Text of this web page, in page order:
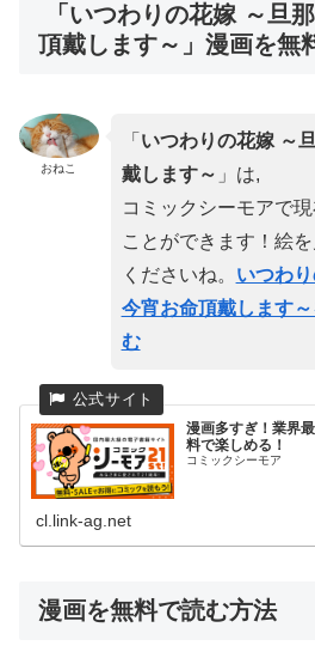
「いつわりの花嫁 ～旦
頂戴します～」漫画を無
おねこ
「 いつわりの花嫁 ～
戴します～ 」は,
コミックシーモアで
ことができます！絵
くださいね。 いつわり
今宵お命頂戴します
む
漫画多すぎ！業界
料で楽しめる！
コミックシーモア
cl.link-ag.net
漫画を無料で読む方法